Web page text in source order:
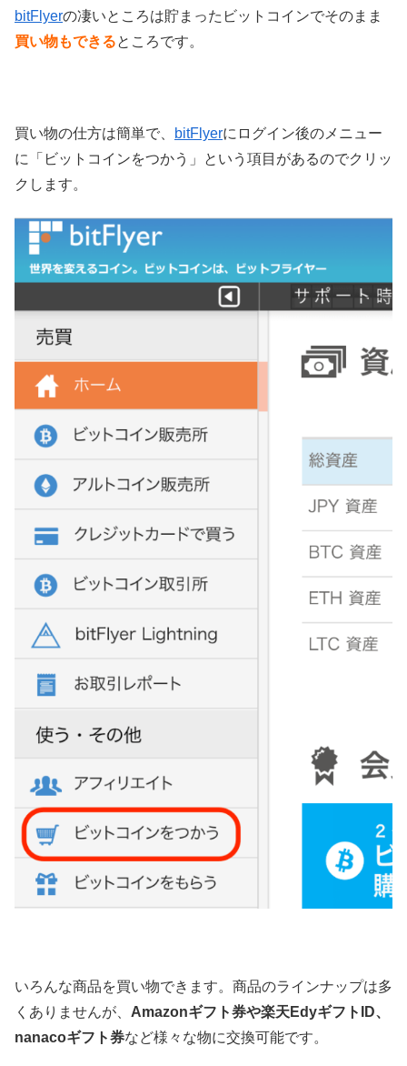
bitFlyerの凄いところは貯まったビットコインでそのまま
買い物もできるところです。
買い物の仕方は簡単で、 bitFlyerにログイン後のメニュー
に「ビットコインをつかう」という項目があるのでクリッ
クします。
いろんな商品を買い物できます。商品のラインナップは多
くありませんが、 Amazonギフト券や楽天EdyギフトID、
nanacoギフト券など様々な物に交換可能です。